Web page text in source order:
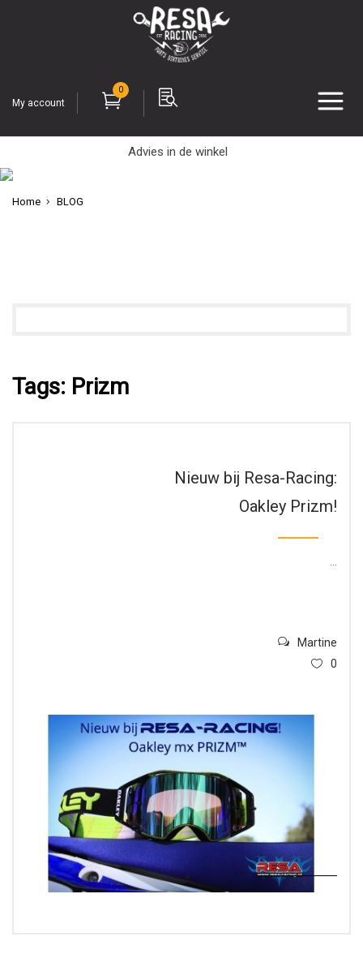
My account
0
Advies in de winkel
Home BLOG
Tags: Prizm
Nieuw bij Resa-Racing:
Oakley Prizm!
Martine
0